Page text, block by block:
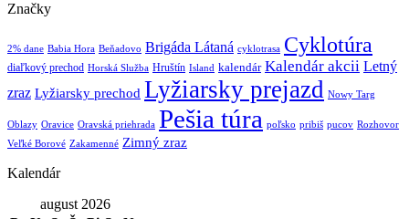
Značky
2% dane Babia Hora Beňadovo Brigáda Látaná cyklotrasa Cyklotúra
diaľkový prechod Horská Služba Hruštín Island kalendár Kalendár akcii Letný
zraz Lyžiarsky prechod Lyžiarsky prejazd Nowy Targ
Oblazy Oravice Oravská priehrada Pešia túra poľsko pribiš pucov Rozhovor
Veľké Borové Zakamenné Zimný zraz
Kalendár
august 2026